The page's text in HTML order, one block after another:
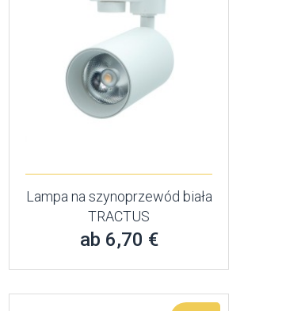
Lampa na szynoprzewód biała
TRACTUS
ab 6,70 €